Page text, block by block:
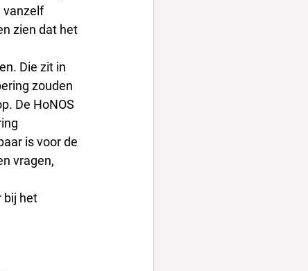
vanzelf
zien dat het
Die zit in
zouden
De HoNOS
is voor de
vragen,
bij het